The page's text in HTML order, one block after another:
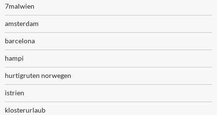
7malwien
amsterdam
barcelona
hampi
hurtigruten norwegen
istrien
klosterurlaub